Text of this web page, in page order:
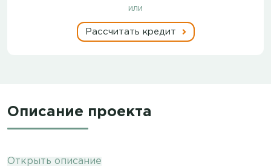
или
Рассчитать кредит
Описание проекта
Открыть описание